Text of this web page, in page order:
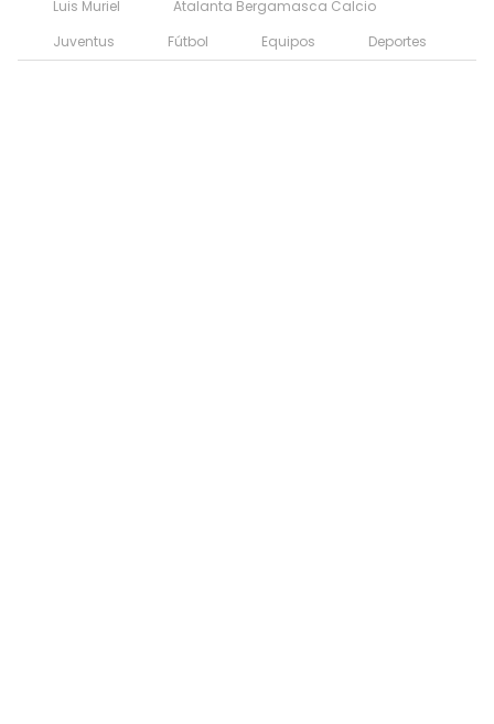
Luis Muriel
Atalanta Bergamasca Calcio
Juventus
Fútbol Equipos Deportes